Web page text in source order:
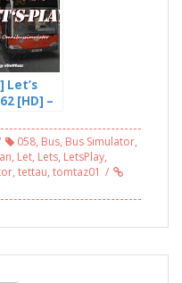
Let’s
[HD] –
058, Bus, Bus Simulator,
, Let, Lets, LetsPlay,
, tettau, tomtaz01